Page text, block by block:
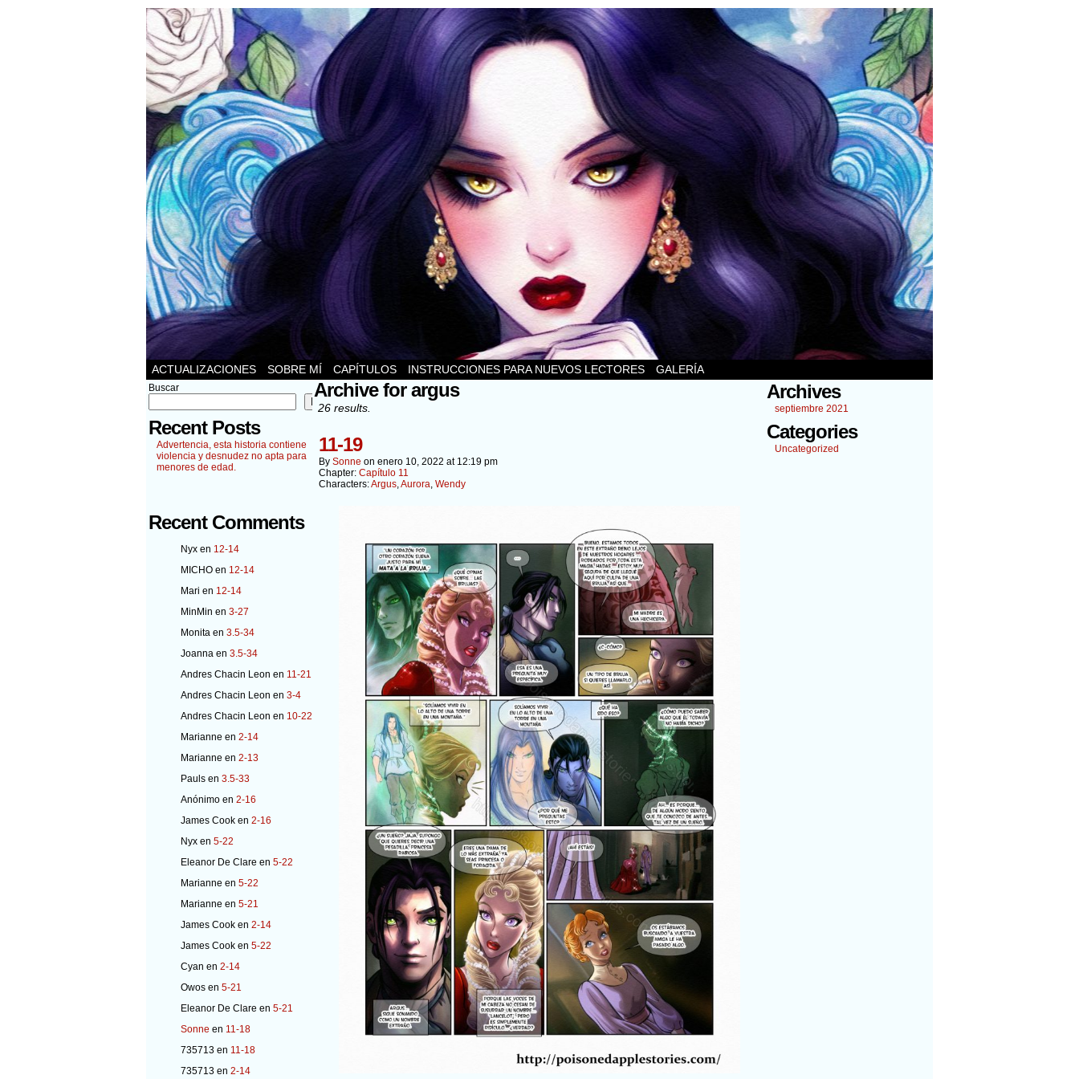
ACTUALIZACIONES SOBRE MÍ CAPÍTULOS INSTRUCCIONES PARA NUEVOS LECTORES GALERÍA
Buscar
Buscar
Recent Posts
Advertencia, esta historia contiene
violencia y desnudez no apta para
menores de edad.
Recent Comments
Nyx en 12-14
MICHO en 12-14
Mari en 12-14
MinMin en 3-27
Monita en 3.5-34
Joanna en 3.5-34
Andres Chacin Leon en 11-21
Andres Chacin Leon en 3-4
Andres Chacin Leon en 10-22
Marianne en 2-14
Marianne en 2-13
Pauls en 3.5-33
Anónimo en 2-16
James Cook en 2-16
Nyx en 5-22
Eleanor De Clare en 5-22
Marianne en 5-22
Marianne en 5-21
James Cook en 2-14
James Cook en 5-22
Cyan en 2-14
Owos en 5-21
Eleanor De Clare en 5-21
Sonne en 11-18
735713 en 11-18
735713 en 2-14
Archive for argus
26 results.
11-19
By Sonne on enero 10, 2022 at 12:19 pm
Chapter: Capítulo 11
Characters:Argus,Aurora, Wendy
Archives
septiembre 2021
Categories
Uncategorized